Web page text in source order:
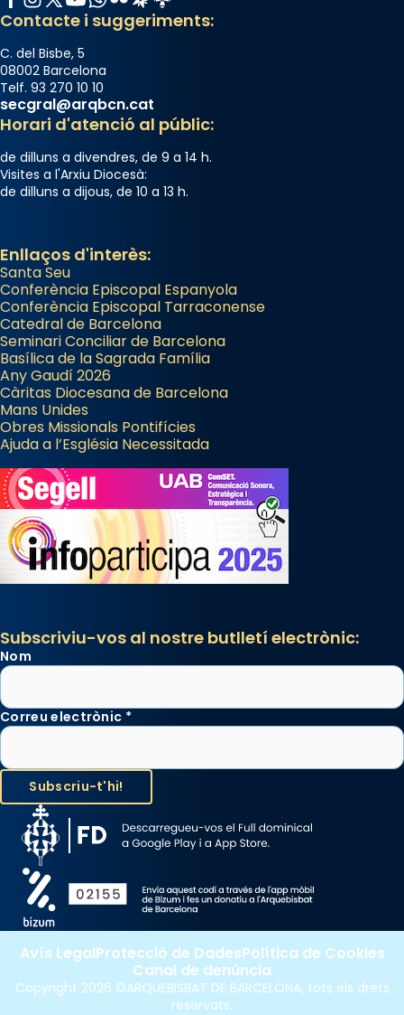
Contacte i suggeriments:
C. del Bisbe, 5
08002 Barcelona
Telf. 93 270 10 10
secgral@arqbcn.cat
Horari d'atenció al públic:
de dilluns a divendres, de 9 a 14 h.
Visites a l'Arxiu Diocesà:
de dilluns a dijous, de 10 a 13 h.
Enllaços d'interès:
Santa Seu
Conferència Episcopal Espanyola
Conferència Episcopal Tarraconense
Catedral de Barcelona
Seminari Conciliar de Barcelona
Basílica de la Sagrada Família
Any Gaudí 2026
Càritas Diocesana de Barcelona
Mans Unides
Obres Missionals Pontifícies
Ajuda a l’Església Necessitada
Subscriviu-vos al nostre butlletí electrònic:
Nom
Correu electrònic *
Copyright 2026 ©ARQUEBISBAT DE BARCELONA, tots els drets
reservats.
Avís LegalProtecció de DadesPolítica de Cookies
Canal de denúncia